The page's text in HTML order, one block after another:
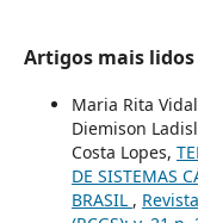
Artigos mais
Maria Rita
Diemison
Costa Lopes,
DE SISTEMAS
BRASIL ,